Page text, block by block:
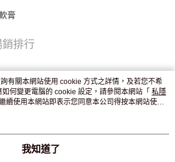
膏
排行
有關本網站使用 cookie 方式之詳情，及若您不希
何變更電腦的 cookie 設定，請參閱本網站「 私隱
續使用本網站即表示您同意本公司得按本網站使用
。
我知道了